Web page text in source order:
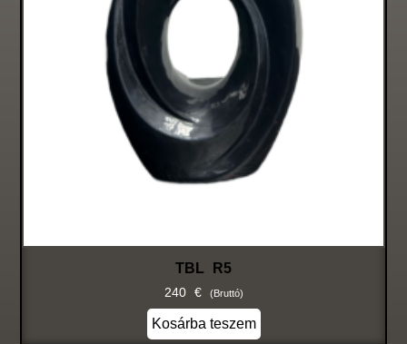
TBL R5
240 € (bruttó)
Kosárba teszem